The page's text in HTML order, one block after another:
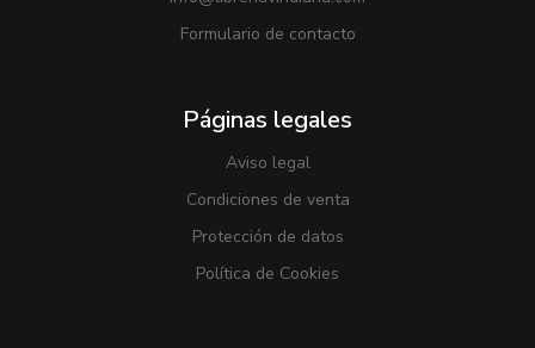
Formulario de contacto
Páginas legales
Aviso legal
Condiciones de venta
Protección de datos
Política de Cookies